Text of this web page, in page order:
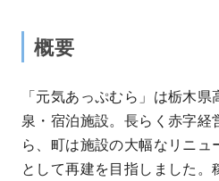
概要
「元気あっぷむら」は栃木
泉・宿泊施設。長らく赤字
ら、町は施設の大幅なリニュ
として再建を目指しました